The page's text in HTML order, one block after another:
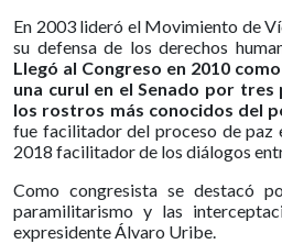
En 2003 lideró el Movimiento de
su defensa de los derechos
Llegó al Congreso en 2010
una curul en el Senado por
los rostros más conocidos del
fue facilitador del proceso de paz
2018 facilitador de los diálogos
Como congresista se destacó
paramilitarismo y las
expresidente Álvaro Uribe.